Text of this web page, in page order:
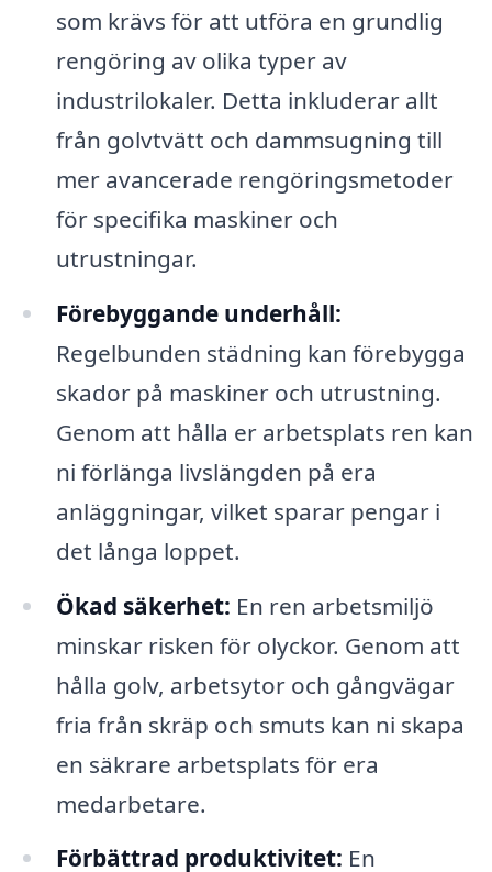
som krävs för att utföra en grundlig
rengöring av olika typer av
industrilokaler. Detta inkluderar allt
från golvtvätt och dammsugning till
mer avancerade rengöringsmetoder
för specifika maskiner och
utrustningar.
Förebyggande underhåll:
Regelbunden städning kan förebygga
skador på maskiner och utrustning.
Genom att hålla er arbetsplats ren kan
ni förlänga livslängden på era
anläggningar, vilket sparar pengar i
det långa loppet.
Ökad säkerhet: En ren arbetsmiljö
minskar risken för olyckor. Genom att
hålla golv, arbetsytor och gångvägar
fria från skräp och smuts kan ni skapa
en säkrare arbetsplats för era
medarbetare.
Förbättrad produktivitet: En